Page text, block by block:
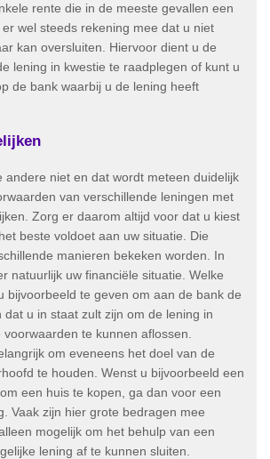
rente die in de meeste gevallen een
wel steeds rekening mee dat u niet
kan oversluiten. Hiervoor dient u de
lening in kwestie te raadplegen of kunt u
de bank waarbij u de lening heeft
andere niet en dat wordt meteen duidelijk
van verschillende leningen met
Zorg er daarom altijd voor dat u kiest
beste voldoet aan uw situatie. Die
manieren bekeken worden. In
natuurlijk uw financiële situatie. Welke
bijvoorbeeld te geven om aan de bank de
dat u in staat zult zijn om de lening in
te kunnen aflossen.
om eveneens het doel van de
te houden. Wenst u bijvoorbeeld een
een huis te kopen, ga dan voor een
Vaak zijn hier grote bedragen mee
mogelijk om het behulp van een
lening af te kunnen sluiten.